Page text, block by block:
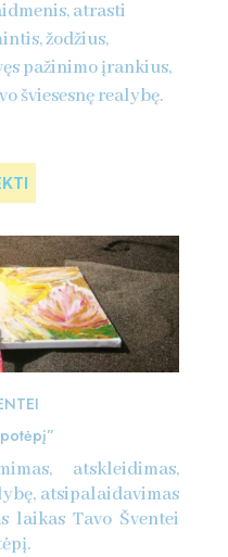
atrasti
žodžius,
pažinimo įrankius,
šviesesnę realybę.
atskleidimas,
atsipalaidavimas
laikas Tavo Šventei